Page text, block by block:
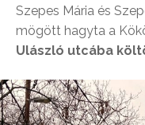
Szepes Mária és
mögött hagyta a
Ulászló utcába